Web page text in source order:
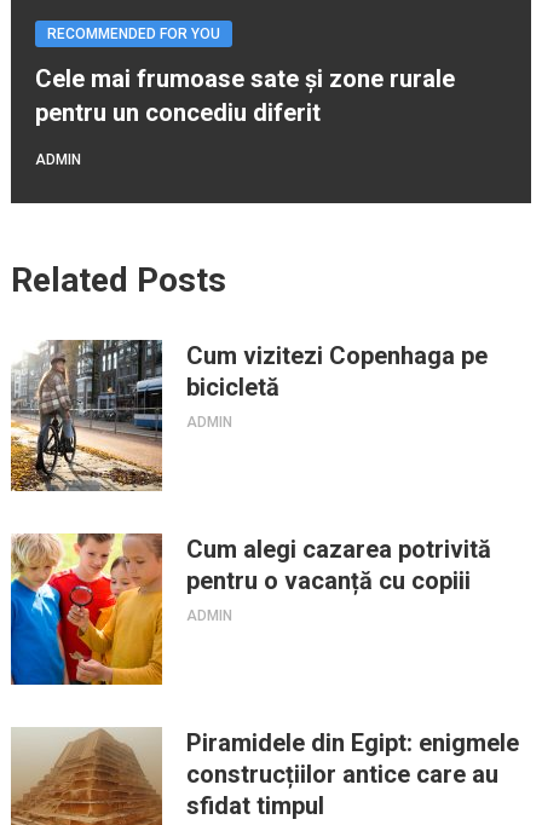
RECOMMENDED FOR YOU
Cele mai frumoase sate și zone rurale
pentru un concediu diferit
ADMIN
Related Posts
Cum vizitezi Copenhaga pe
bicicletă
ADMIN
Cum alegi cazarea potrivită
pentru o vacanță cu copiii
ADMIN
Piramidele din Egipt: enigmele
construcțiilor antice care au
sfidat timpul